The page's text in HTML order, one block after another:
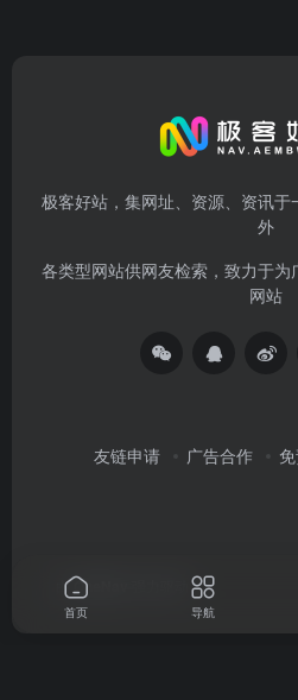
极客好站，集网址、资源、资讯
外
各类型网站供网友检索，致力于
网站
友链申请 广告合作
由OneNav 强力驱动
首页 导航